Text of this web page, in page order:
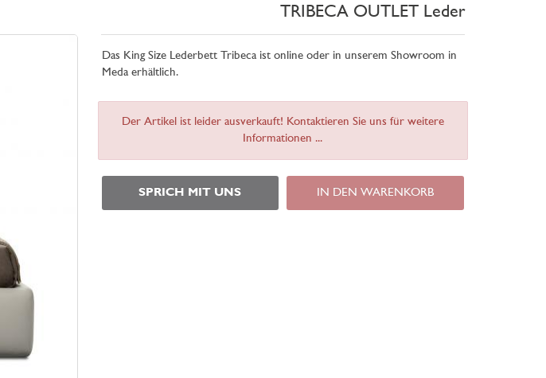
TRIBECA OUTLET Leder
Das King Size Lederbett Tribeca ist online oder in unserem Showroom in
Meda erhältlich.
Der Artikel ist leider ausverkauft! Kontaktieren Sie uns für weitere
Informationen ...
SPRICH MIT UNS IN DEN WARENKORB